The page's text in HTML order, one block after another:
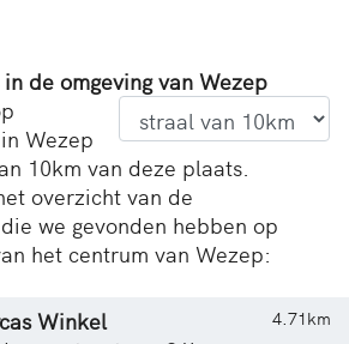
de omgeving van Wezep
Wezep
10km van deze plaats.
overzicht van de
we gevonden hebben op
het centrum van Wezep:
4.71km
Winkel